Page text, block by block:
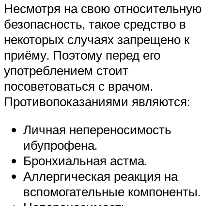
Несмотря на свою относительную
безопасность, такое средство в
некоторых случаях запрещено к
приёму. Поэтому перед его
употреблением стоит
посоветоваться с врачом.
Противопоказаниями являются:
Личная непереносимость
ибупрофена.
Бронхиальная астма.
Аллергическая реакция на
вспомогательные компоненты.